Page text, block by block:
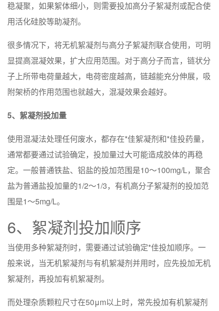
稳凝聚，如果絮体细小，则需要投加高分子絮凝剂或配合使
用活化硅胶等助凝剂。
很多情况下，将无机絮凝剂与高分子絮凝剂联合使用，可明
显提高混凝效果，扩大应用范围。对于高分子而言，链状分
子上所带电荷量越大，电荷密度越高，链越能充分伸展，吸
附架桥的作用范围也就越大，混凝效果会越好。
5、絮凝剂投加量
使用混凝法处理任何废水，都存在*佳絮凝剂和*佳投药量，
通常都要通过试验确定，投加量过大可能造成胶体的再稳
定。一般普通铁盐、铝盐的投加范围是10～100mg/L，聚合
盐为普通盐投加量的1/2～1/3，有机高分子絮凝剂的投加范
围是1～5mg/L。
6、絮凝剂投加顺序
当使用多种絮凝剂时，需要通过试验确定*佳投加顺序。一
般来说，当无机絮凝剂与有机絮凝剂并用时，应先投加无机
絮凝剂，再投加有机絮凝剂。
而处理杂质颗粒尺寸在50μm以上时，常先投加有机絮凝剂